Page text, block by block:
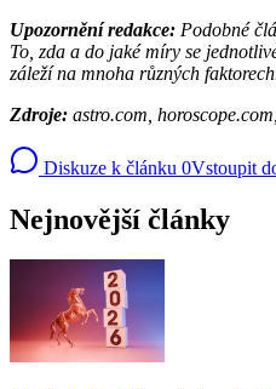
Upozornění redakce: Podobné
To, zda a do jaké míry se
záleží na mnoha různých
Zdroje: astro.com,
Diskuze k článku 0Vstoupit
Nejnovější články